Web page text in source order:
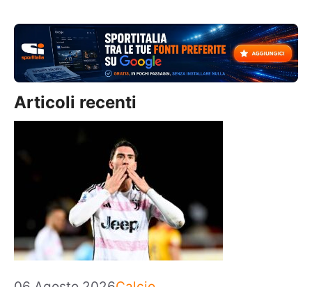
Articoli recenti
Categorie